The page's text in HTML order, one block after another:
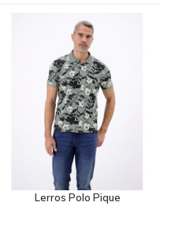
Lerros Polo Pique